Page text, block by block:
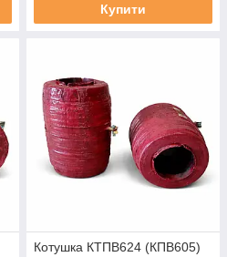
Купити
Котушка КТПВ624 (КПВ605)